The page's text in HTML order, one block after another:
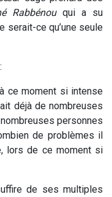
Rabbénouqui a su
serait-ce qu’une seule
ce moment si intense
déjà de nombreuses
personnes
de problèmes il
lors de ce moment si
de ses multiples